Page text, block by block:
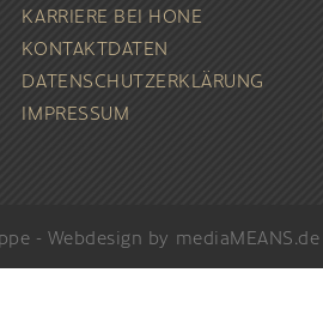
KARRIERE BEI HONE
KONTAKTDATEN
DATENSCHUTZ­ERKLÄRUNG
IMPRESSUM
- Webdesign by mediaMEANS.de